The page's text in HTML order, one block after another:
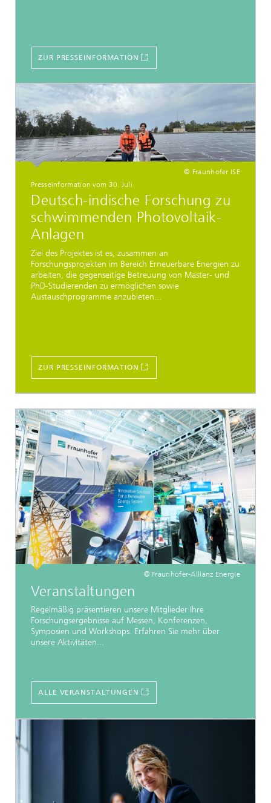
ZUR PRESSEINFORMATION
© Fraunhofer ISE
Presseinformation vom 30. Juli
Deutsch-indische Forschung zu
schwimmenden Photovoltaik-
Anlagen
Ziel des Projektes ist es, zusammen an
Forschungsprojekten im Bereich Erneuerbare Energien zu
arbeiten, die gegenseitige Betreuung von Master- und
PhD-Studierenden zu ermöglichen sowie
Austauschprogramme anzubieten...
ZUR PRESSEINFORMATION
© Fraunhofer-Allianz Energie
Veranstaltungen
Regelmäßig präsentieren unsere Mitglieder Ihre
Forschungsergebnisse auf Messen, Konferenzen,
Symposien und Workshops. Erfahren Sie mehr über
unsere Aktivitäten...
ALLE VERANSTALTUNGEN